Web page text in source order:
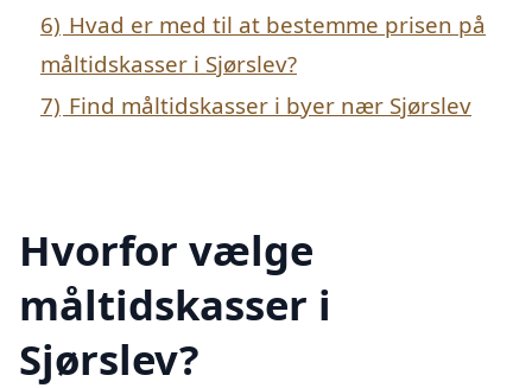
6) Hvad er med til at bestemme prisen på
måltidskasser i Sjørslev?
7) Find måltidskasser i byer nær Sjørslev
Hvorfor vælge
måltidskasser i
Sjørslev?